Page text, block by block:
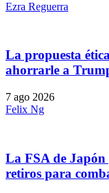
Ezra Reguerra
La propuesta
ahorrarle a
7 ago 2026
Felix Ng
La FSA de Japón
retiros para